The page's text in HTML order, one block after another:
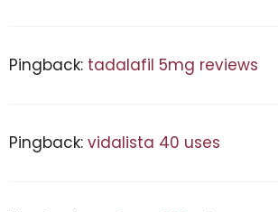
Pingback: tadalafil 5mg reviews
Pingback: vidalista 40 uses